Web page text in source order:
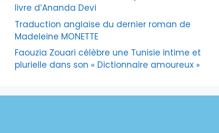
livre d’Ananda Devi
Traduction anglaise du dernier roman de
Madeleine MONETTE
Faouzia Zouari célèbre une Tunisie intime et
plurielle dans son « Dictionnaire amoureux »